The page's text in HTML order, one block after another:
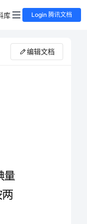
库 Login 腾讯文档
编辑文档